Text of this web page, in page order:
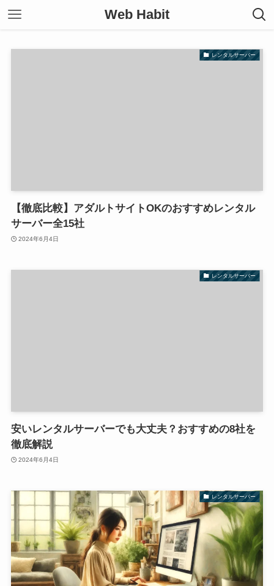
Web Habit
レンタルサーバー
【徹底比較】アダルトサイトOKのおすすめレンタル
サーバー全15社
2024年6月4日
レンタルサーバー
安いレンタルサーバーでも大丈夫？おすすめの8社を
徹底解説
2024年6月4日
レンタルサーバー